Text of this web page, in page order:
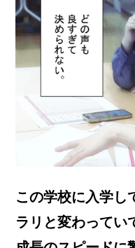
この学校に入学し
ラリと変わってい